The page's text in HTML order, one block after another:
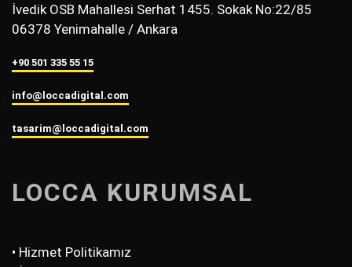
İvedik OSB Mahallesi Serhat 1455. Sokak No:22/85
06378 Yenimahalle / Ankara
+90 501 335 55 15
info@loccadigital.com
tasarim@loccadigital.com
LOCCA KURUMSAL
• Hizmet Politikamız